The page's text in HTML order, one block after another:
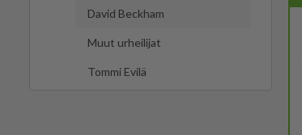
David Beckham
Muut urheilijat
Tommi Evilä